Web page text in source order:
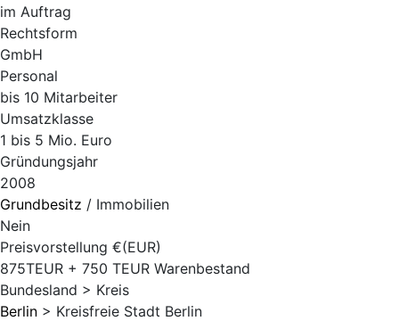
im Auftrag
Rechtsform
GmbH
Personal
bis 10 Mitarbeiter
Umsatzklasse
1 bis 5 Mio. Euro
Gründungsjahr
2008
Grundbesitz / Immobilien
Nein
Preisvorstellung €(EUR)
875TEUR + 750 TEUR Warenbestand
Bundesland > Kreis
Berlin > Kreisfreie Stadt Berlin